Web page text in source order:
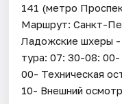
141 (метро
Маршрут: Санкт-
Ладожские шхеры
тура: 07: 30-08:
00- Техническая
10- Внешний